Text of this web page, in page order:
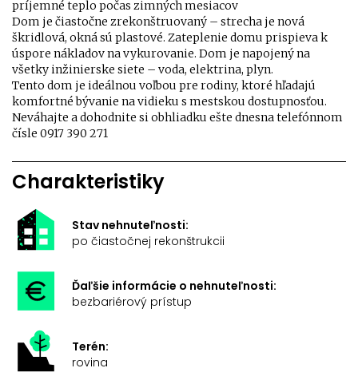
príjemné teplo počas zimných mesiacov
Dom je čiastočne zrekonštruovaný – strecha je nová
škridlová, okná sú plastové. Zateplenie domu prispieva k
úspore nákladov na vykurovanie. Dom je napojený na
všetky inžinierske siete – voda, elektrina, plyn.
Tento dom je ideálnou voľbou pre rodiny, ktoré hľadajú
komfortné bývanie na vidieku s mestskou dostupnosťou.
Neváhajte a dohodnite si obhliadku ešte dnesna telefónnom
čísle 0917 390 271
Charakteristiky
Stav nehnuteľnosti:
po čiastočnej rekonštrukcii
Ďaľšie informácie o nehnuteľnosti:
bezbariérový prístup
Terén:
rovina